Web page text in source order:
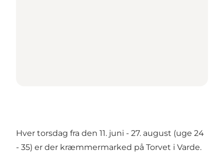
Hver torsdag fra den 11. juni - 27. august (uge 24
- 35) er der kræmmermarked på Torvet i Varde.